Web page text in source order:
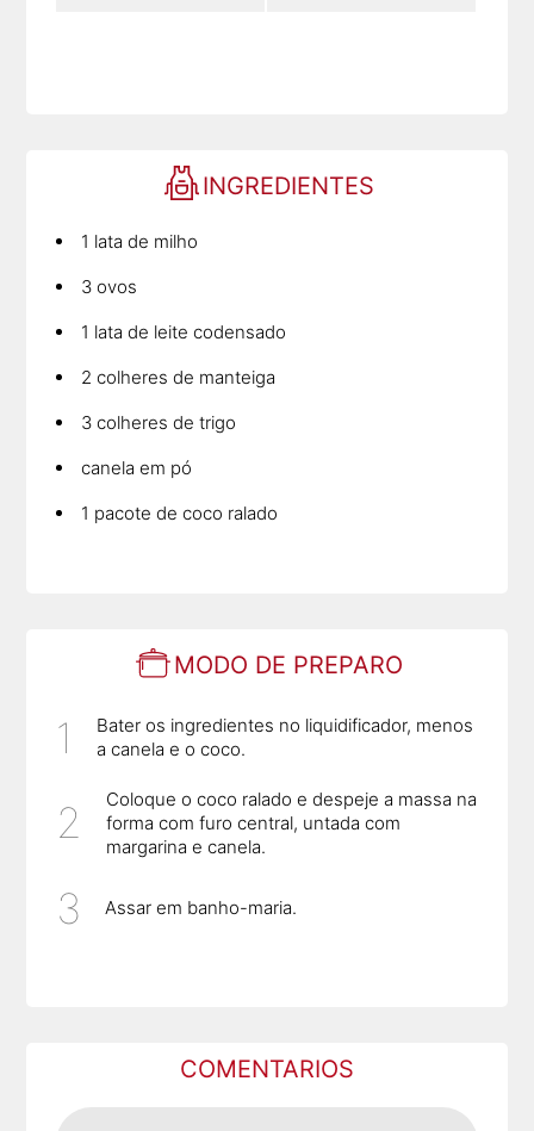
INGREDIENTES
1 lata de milho
3 ovos
1 lata de leite codensado
2 colheres de manteiga
3 colheres de trigo
canela em pó
1 pacote de coco ralado
MODO DE PREPARO
Bater os ingredientes no liquidificador, menos
a canela e o coco.
Coloque o coco ralado e despeje a massa na
forma com furo central, untada com
margarina e canela.
Assar em banho-maria.
COMENTARIOS